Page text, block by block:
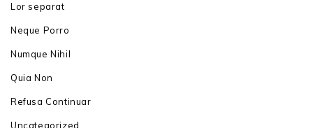
Lor separat
Neque Porro
Numque Nihil
Quia Non
Refusa Continuar
Uncategorized